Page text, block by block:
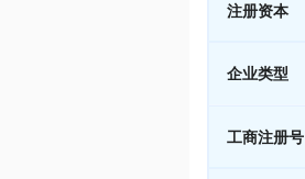
注册资本
企业类型
工商注册号